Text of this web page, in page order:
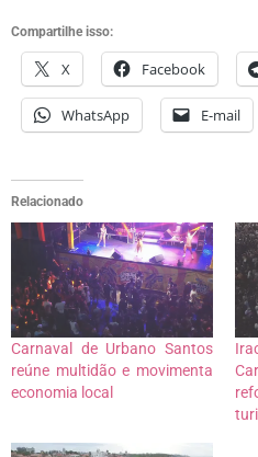
Compartilhe isso:
X Facebook
WhatsApp E-mail
Relacionado
Carnaval de Urbano Santos
reúne multidão e movimenta
economia local